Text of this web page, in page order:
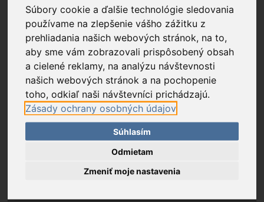
Súbory cookie a ďalšie technológie sledovania
používame na zlepšenie vášho zážitku z
prehliadania našich webových stránok, na to,
aby sme vám zobrazovali prispôsobený obsah
a cielené reklamy, na analýzu návštevnosti
našich webových stránok a na pochopenie
toho, odkiaľ naši návštevníci prichádzajú.
Zásady ochrany osobných údajov
Súhlasím
Odmietam
Zmeniť moje nastavenia
E176111- NOIROT, SPOT DESIGN 500 BL